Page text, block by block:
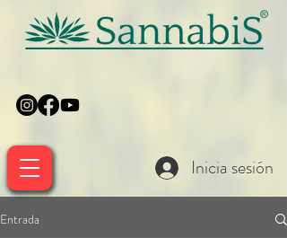
Inicia sesión
Entrada